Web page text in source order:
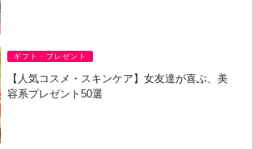
ギフト・プレゼント
【人気コスメ・スキンケア】女友達が喜ぶ、美
容系プレゼント50選